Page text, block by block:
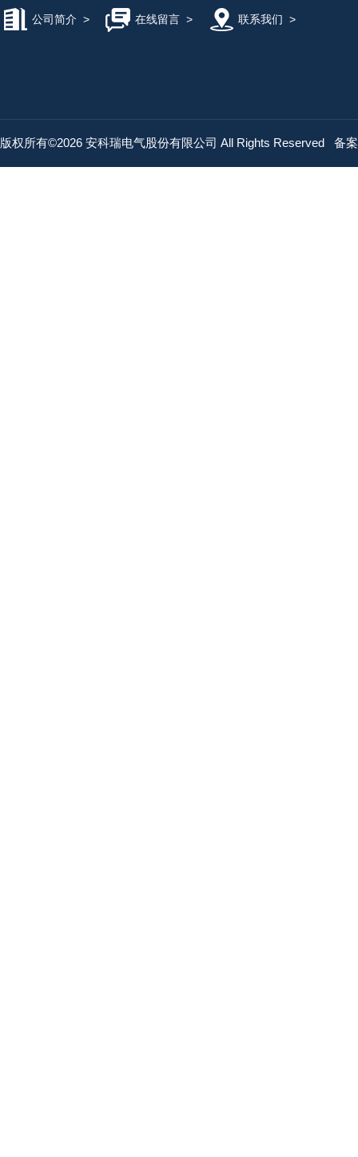
公司简介 > 在线留言> 联系我们 >
版权所有©2026 安科瑞电气股份有限公司 All Rights Reserved 备